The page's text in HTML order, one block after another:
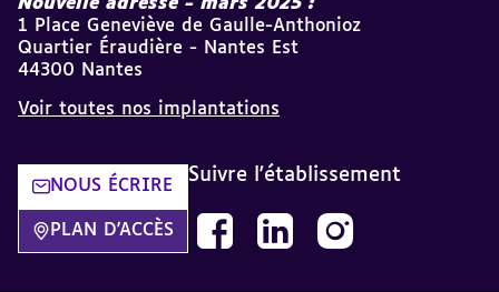
1 Place Geneviève de Gaulle-Anthonioz
Quartier Éraudière - Nantes Est
44300 Nantes
Voir toutes nos implantations
NOUS ÉCRIRE
PLAN D'ACCÈS
Suivre l'établissement
Nous suivre sur Facebook
Nous suivre sur Linkedin
Nous suivre sur